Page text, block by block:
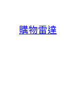
購物雷達